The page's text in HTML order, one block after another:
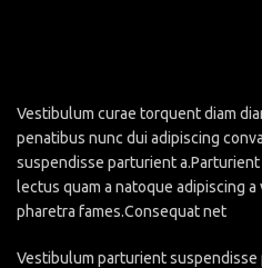
Vestibulum curae torquent diam
penatibus nunc dui adipiscing
suspendisse parturient
lectus quam a natoque adipiscing
pharetra fames.Consequat net
Vestibulum parturient